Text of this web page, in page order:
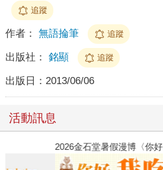
追蹤
作者： 無語掄筆 追蹤
出版社： 銘顯 追蹤
出版日： 2013/06/06
活動訊息
2026金石堂暑假漫博〈你好，我吃一